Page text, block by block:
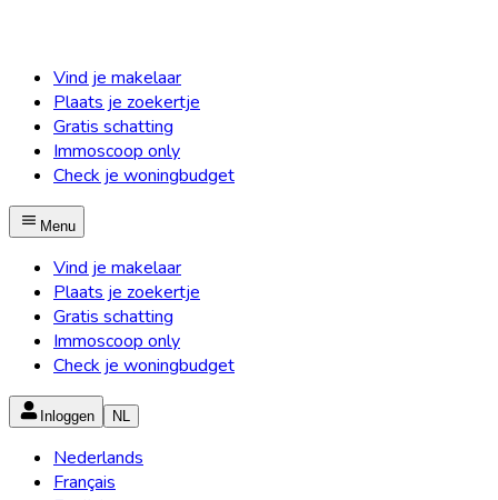
Vind je makelaar
Plaats je zoekertje
Gratis schatting
Immoscoop only
Check je woningbudget
Menu
Vind je makelaar
Plaats je zoekertje
Gratis schatting
Immoscoop only
Check je woningbudget
Inloggen NL
Nederlands
Français